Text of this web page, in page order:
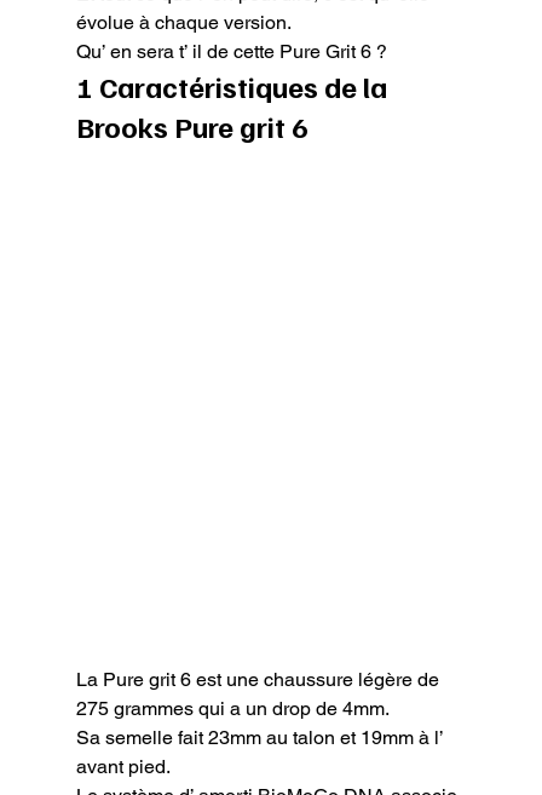
évolue à chaque version.
Qu’ en sera t’ il de cette Pure Grit 6 ?
1 Caractéristiques de la
Brooks Pure grit 6
La Pure grit 6 est une chaussure légère de
275 grammes qui a un drop de 4mm.
Sa semelle fait 23mm au talon et 19mm à l’
avant pied.